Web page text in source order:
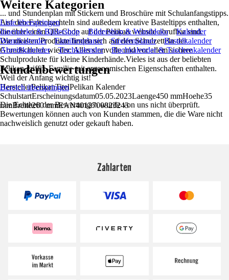
... und Stundenplan mit Stickern und Broschüre mit Schulanfangstipps.
Auf den Faltschachteln sind außedem kreative Basteltipps enthalten,
die über einen QR-Code auf der Pelikan website abrufbar sind.
Die meisten Produkte finden sich auf den Schulzetteln der
Grundschulen wieder: Alles sinnvolle und vor allem sichere
Schulprodukte für kleine Kinderhände.Vieles ist aus der beliebten
Pelikan griffix-Familie mit ergonomischen Eigenschaften enthalten.
Weil der Anfang wichtig ist!
HerstellerPelikanTitelPelikan Kalender
SchulstartErscheinungsdatum05.05.2023Laenge450 mmHoehe35
mmBreite260 mmEAN4012700823243
Weitere Kategorien
Liste überspringen
Innendeko & Bildershop
Bildershop & Wanddeko
Kalender
Wandkalender
Familienplaner Streifenplaner
Bastelkalender
Abreißkalender
Tischkalender Buchkalender & Taschenkalender
Kundenbewertungen
Bereich überspringen
Die Echtheit der Bewertungen wurde von uns nicht überprüft.
Bewertungen können auch von Kunden stammen, die die Ware nicht
nachweislich genutzt oder gekauft haben.
Zahlarten